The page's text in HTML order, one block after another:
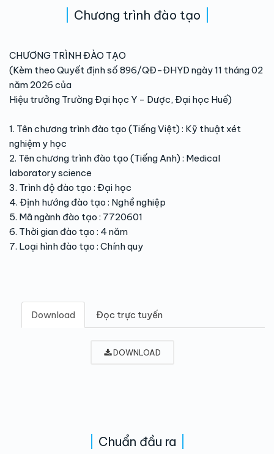
Chương trình đào tạo
CHƯƠNG TRÌNH ĐÀO TẠO
(Kèm theo Quyết định số 896/QĐ-ĐHYD ngày 11 tháng 02
năm 2026 của
Hiệu trưởng Trường Đại học Y - Dược, Đại học Huế)
1. Tên chương trình đào tạo (Tiếng Việt) : Kỹ thuật xét
nghiệm y học
2. Tên chương trình đào tạo (Tiếng Anh) : Medical
laboratory science
3. Trình độ đào tạo : Đại học
4. Định hướng đào tạo : Nghề nghiệp
5. Mã ngành đào tạo : 7720601
6. Thời gian đào tạo : 4 năm
7. Loại hình đào tạo : Chính quy
Download Đọc trực tuyến
DOWNLOAD
Chuẩn đầu ra